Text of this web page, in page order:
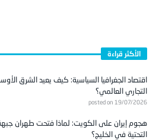
الأكثر قراءة
اقتصاد الجغرافيا السياسية: كيف يعيد الشرق
التجاري العالمي؟
posted on 19/07/2026
هجوم إيران على الكويت: لماذا فتحت طهران جبهة
التحتية في الخليج؟